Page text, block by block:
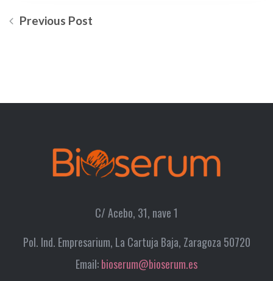
Previous Post
C/ Acebo, 31, nave 1
Pol. Ind. Empresarium, La Cartuja Baja, Zaragoza 50720
Email:bioserum@bioserum.es